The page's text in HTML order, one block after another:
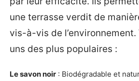
une terrasse verdit de
vis-à-vis de
uns des plus populaires :
Le savon noir : Biodégradable et